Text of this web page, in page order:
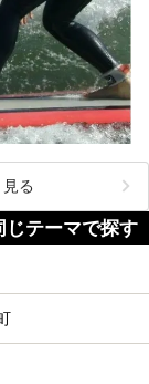
る
じテーマで探す